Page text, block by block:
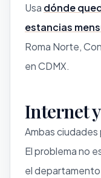
Usa dónde
estancias
Roma Norte,
en CDMX.
Internet
Ambas
El problema no
el